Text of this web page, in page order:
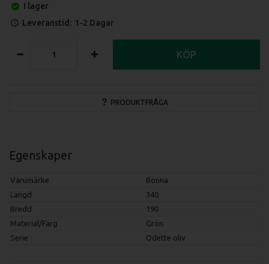
I lager
Leveranstid: 1-2 Dagar
PRODUKTFRÅGA
KÖP
Egenskaper
Varumärke
Bonna
Längd
340
Bredd
190
Material/Färg
Grön
Serie
Odette oliv